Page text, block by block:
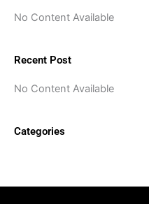
No Content Available
Recent Post
No Content Available
Categories